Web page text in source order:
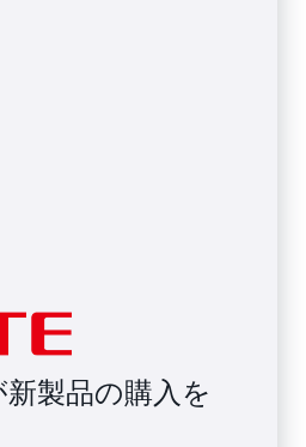
製品の購入を